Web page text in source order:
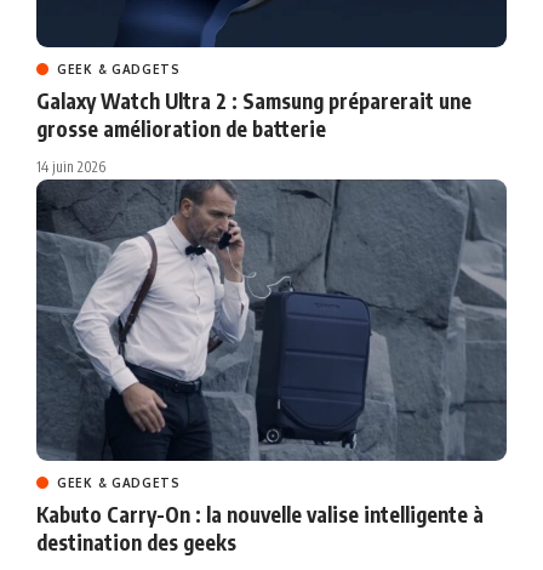
GEEK & GADGETS
Galaxy Watch Ultra 2 : Samsung préparerait une
grosse amélioration de batterie
14 juin 2026
GEEK & GADGETS
Kabuto Carry-On : la nouvelle valise intelligente à
destination des geeks